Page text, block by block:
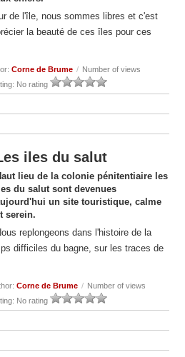
de l'île, nous sommes libres et c'est
la beauté de ces îles pour ces
Corne de Brume / Number of views
No rating
iles du salut
lieu de la colonie pénitentiaire les
Iles du salut sont devenues
un site touristique, calme
serein.
replongeons dans l'histoire de la
difficiles du bagne, sur les traces de
Corne de Brume / Number of views
No rating